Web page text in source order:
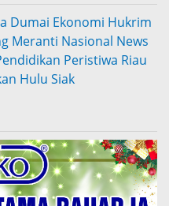
Dumai Ekonomi Hukrim
Meranti Nasional News
Peristiwa Riau
Hulu Siak